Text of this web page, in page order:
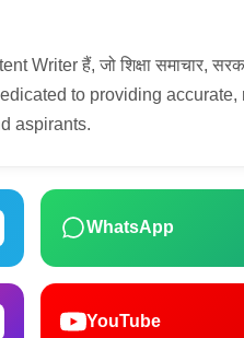
हैं, जो शिक्षा समाचार,
to providing
aspirants.
WhatsApp
YouTube